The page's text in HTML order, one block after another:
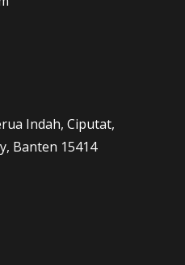
Indah, Ciputat,
Banten 15414